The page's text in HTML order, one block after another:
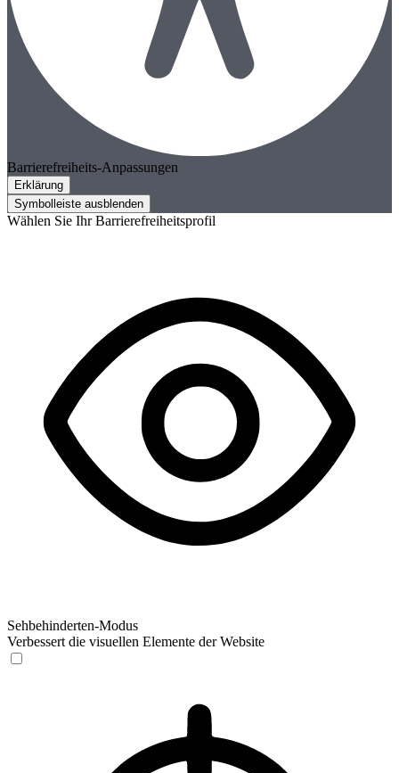
Barrierefreiheits-Anpassungen
Erklärung
Symbolleiste ausblenden
Wählen Sie Ihr Barrierefreiheitsprofil
Sehbehinderten-Modus
Verbessert die visuellen Elemente der Website